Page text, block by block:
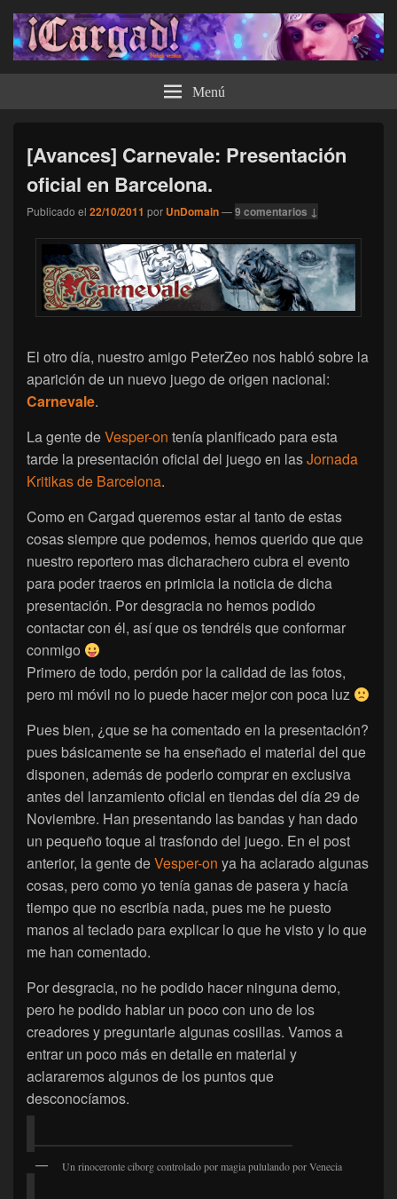
¡Cargad! Menú
[Avances] Carnevale: Presentación
oficial en Barcelona.
Publicado el 22/10/2011 por UnDomain—9 comentarios ↓
El otro día, nuestro amigo PeterZeo nos habló sobre la
aparición de un nuevo juego de origen nacional:
Carnevale.
La gente deVesper-on tenía planificado para esta
tarde la presentación oficial del juego en lasJornada
Kritikas de Barcelona.
Como en Cargad queremos estar al tanto de estas
cosas siempre que podemos, hemos querido que que
nuestro reportero mas dicharachero cubra el evento
para poder traeros en primicia la noticia de dicha
presentación. Por desgracia no hemos podido
contactar con él, así que os tendréis que conformar
conmigo
Primero de todo, perdón por la calidad de las fotos,
pero mi móvil no lo puede hacer mejor con poca luz
Pues bien, ¿que se ha comentado en la presentación?
pues básicamente se ha enseñado el material del que
disponen, además de poderlo comprar en exclusiva
antes del lanzamiento oficial en tiendas del día 29 de
Noviembre. Han presentando las bandas y han dado
un pequeño toque al trasfondo del juego. En el post
anterior, la gente deVesper-on ya ha aclarado algunas
cosas, pero como yo tenía ganas de pasera y hacía
tiempo que no escribía nada, pues me he puesto
manos al teclado para explicar lo que he visto y lo que
me han comentado.
Por desgracia, no he podido hacer ninguna demo,
pero he podido hablar un poco con uno de los
creadores y preguntarle algunas cosillas. Vamos a
entrar un poco más en detalle en material y
aclararemos algunos de los puntos que
desconocíamos.
Un rinoceronte ciborg controlado por magia pululando por Venecia